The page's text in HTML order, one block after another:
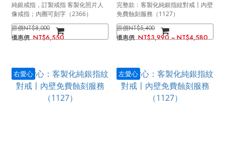
純銀戒指，訂製戒指 客製化照片人
像戒指；內圈可刻字（2366）
NT$8,000
NT$6,550
完整款：客製化純銀指紋對戒〡內壁
免費蝕刻服務（1127）
NT$5,400
NT$3,990 ~ NT$4,580
右愛心 左愛心